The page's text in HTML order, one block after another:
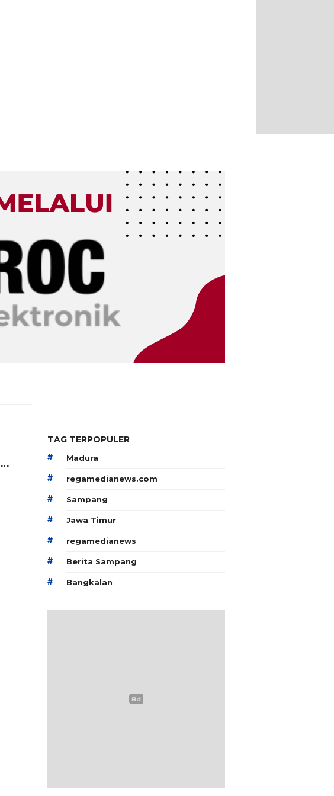
TAG TERPOPULER
# Madura
# regamedianews.com
# Sampang
# Jawa Timur
# regamedianews
# Berita Sampang
# Bangkalan